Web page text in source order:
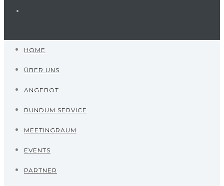
HOME
ÜBER UNS
ANGEBOT
RUNDUM SERVICE
MEETINGRAUM
EVENTS
PARTNER